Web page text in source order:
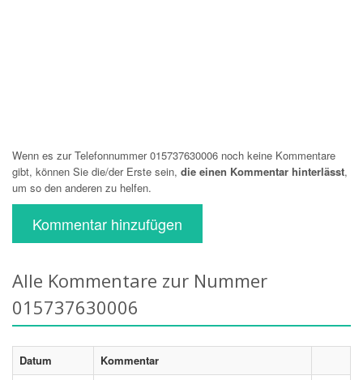
Wenn es zur Telefonnummer 015737630006 noch keine Kommentare
gibt, können Sie die/der Erste sein, die einen Kommentar hinterlässt,
um so den anderen zu helfen.
Kommentar hinzufügen
Alle Kommentare zur Nummer
015737630006
Datum
Kommentar